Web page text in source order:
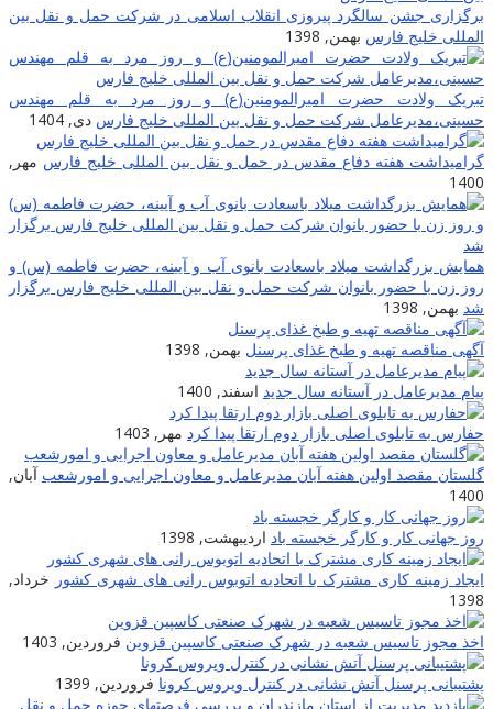
برگزاری جشن سالگرد پیروزی انقلاب اسلامی در شرکت حمل و نقل بین
المللی خلیج فارس بهمن, 1398
تبریک ولادت حضرت امیرالمومنین(ع) و روز مرد به قلم مهندس
حسینی،مدیرعامل شرکت حمل و نقل بین المللی خلیج فارس دی, 1404
گرامیداشت هفته دفاع مقدس در حمل و نقل بین المللی خلیج فارس مهر,
1400
همایش بزرگداشت میلاد باسعادت بانوی آب و آیینه، حضرت فاطمه (س) و
روز زن با حضور بانوان شرکت حمل و نقل بین المللی خلیج فارس برگزار
شد بهمن, 1398
آگهی مناقصه تهیه و طبخ غذای پرسنل بهمن, 1398
پیام مدیرعامل در آستانه سال جدید اسفند, 1400
حفارس به تابلوی اصلی بازار دوم ارتقا پیدا کرد مهر, 1403
گلستان مقصد اولین هفته آبان مدیرعامل و معاون اجرایی و امورشعب آبان,
1400
روز جهانی کار و کارگر خجسته باد اردیبهشت, 1398
ایجاد زمینه کارى مشترک با اتحادیه اتوبوس رانى هاى شهرى کشور خرداد,
1398
اخذ مجوز تاسیس شعبه در شهرک صنعتی کاسپین قزوین فروردین, 1403
پشتیبانی پرسنل آتش نشانی در کنترل ویروس کرونا فروردین, 1399